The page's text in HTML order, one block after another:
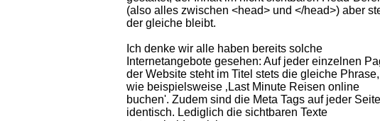
(also alles zwischen <head> und </head>) aber
der gleiche bleibt.
Ich denke wir alle haben bereits solche
Internetangebote gesehen: Auf jeder einzelnen
der Website steht im Titel stets die gleiche Phrase,
wie beispielsweise ‚Last Minute Reisen online
buchen'. Zudem sind die Meta Tags auf jeder Seite
identisch. Lediglich die sichtbaren Texte